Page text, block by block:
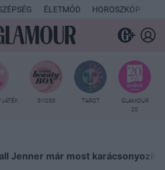
ÉLETMÓD HOROSZKÓP
SYOSS TAROT
GLAMOUR
20
Jenner már most karácsonyozik